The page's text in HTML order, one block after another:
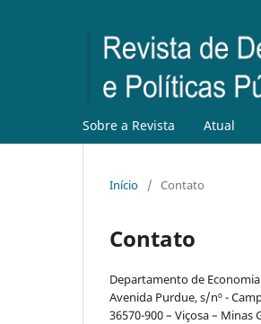
Sobre a Revista Atual
Início / Contato
Contato
Departamento de
Avenida Purdue, s/nº -
36570-900 – Viçosa – Minas